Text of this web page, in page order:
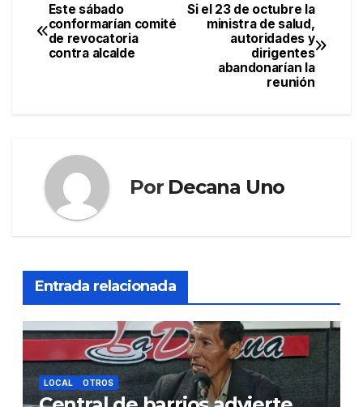
Navegación
de
Si el 23 de octubre la
ministra de salud,
autoridades y
dirigentes
abandonarían la
reunión
Este sábado
conformarían comité
de revocatoria
contra alcalde
Por Decana Uno
Entrada relacionada
LOCAL OTROS